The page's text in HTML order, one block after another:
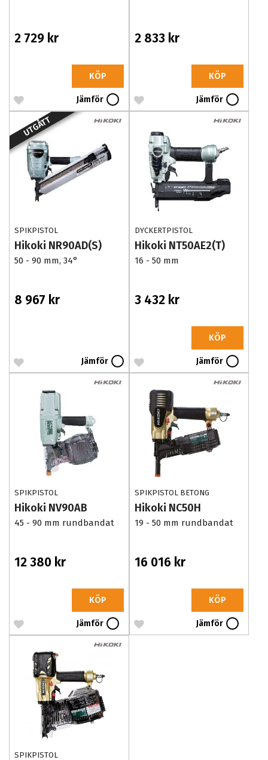
2 729 kr
KÖP
Jämför
2 833 kr
KÖP
Jämför
UTGÅTT
SPIKPISTOL
Hikoki NR90AD(S)
50 - 90 mm, 34°
8 967 kr
Jämför
DYCKERTPISTOL
Hikoki NT50AE2(T)
16 - 50 mm
3 432 kr
KÖP
Jämför
SPIKPISTOL
Hikoki NV90AB
45 - 90 mm rundbandat
12 380 kr
KÖP
Jämför
SPIKPISTOL BETONG
Hikoki NC50H
19 - 50 mm rundbandat
16 016 kr
KÖP
Jämför
SPIKPISTOL